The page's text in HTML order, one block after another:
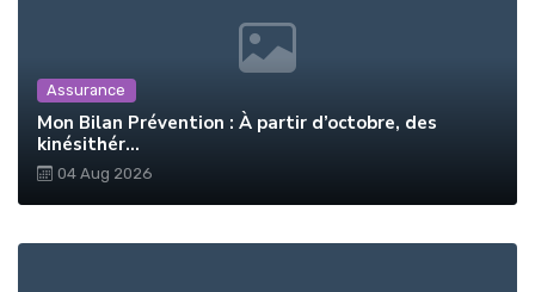
Assurance
Mon Bilan Prévention : À partir d’octobre, des
kinésithér...
04 Aug 2026